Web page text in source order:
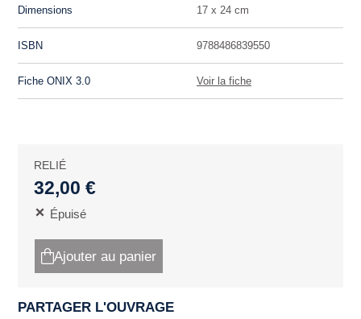
Dimensions 17 x 24 cm
ISBN 9788486839550
Fiche ONIX 3.0 Voir la fiche
RELIÉ
32,00 €
Épuisé
Ajouter au panier
PARTAGER L'OUVRAGE